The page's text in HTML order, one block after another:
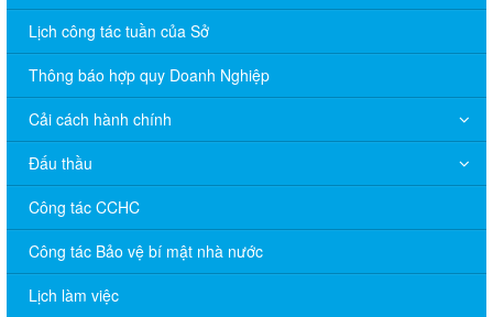
Lịch công tác tuần của Sở
Thông báo hợp quy Doanh Nghiệp
Cải cách hành chính
Đấu thầu
Công tác CCHC
Công tác Bảo vệ bí mật nhà nước
Lịch làm việc